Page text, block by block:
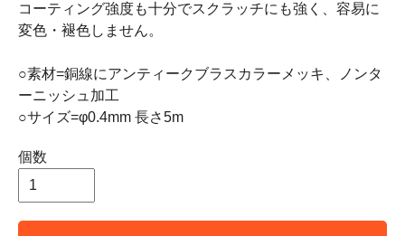
コーティング強度も十分でスクラッチにも強く、容易に
変色・褪色しません。
○素材=銅線にアンティークブラスカラーメッキ、ノンタ
ーニッシュ加工
○サイズ=φ0.4mm 長さ5m
個数